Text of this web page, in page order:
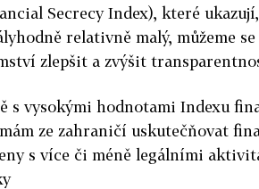
Secrecy Index), které
relativně malý, můžeme
zlepšit a zvýšit
s vysokými hodnotami Indexu
ze zahraničí uskutečňovat
s více či méně legálními